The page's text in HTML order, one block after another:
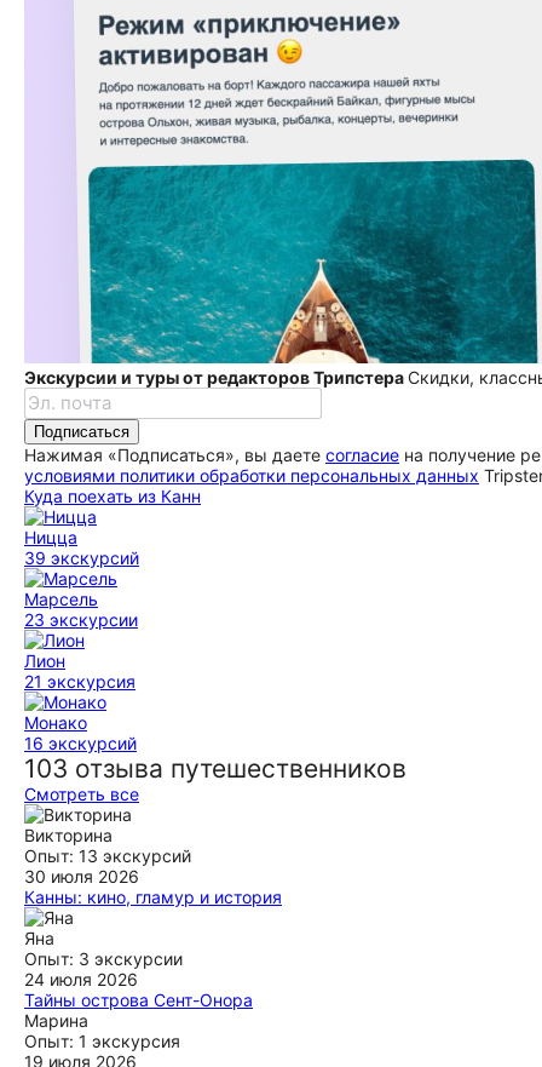
Экскурсии и туры от редакторов ТрипстераСкидки,
Подписаться
Нажимая «Подписаться», вы даете согласие на получение
условиями политики обработки персональных данных
Куда поехать из Канн
Ницца
39 экскурсий
Марсель
23 экскурсии
Лион
21 экскурсия
Монако
16 экскурсий
103 отзыва путешественников
Смотреть все
Викторина
Опыт: 13 экскурсий
30 июля 2026
Канны: кино, гламур и история
Фёдор - прекрасный гид! Были с детьми и с подростками -
они не скучали. Теперь про Каннский фестиваль мы знаем
всё! Фёдор ответил на все наши вопросы, даже если мы
отвлеклись на общую историю Франции и Италии. Также он
порекомендовал нам прекрасный ресторан в конце
экскурсии. Было классно, Спасибо!
ещё
Яна
Опыт: 3 экскурсии
24 июля 2026
Тайны острова Сент-Онора
Мы не в первый раз на Лазурном берегу, но на остров
Св.Онора попали впервые. Потрясающие виды и
живописные бухточки привели нас в восторг!! Экскурсия
Марина
Опыт: 1 экскурсия
19 июля 2026